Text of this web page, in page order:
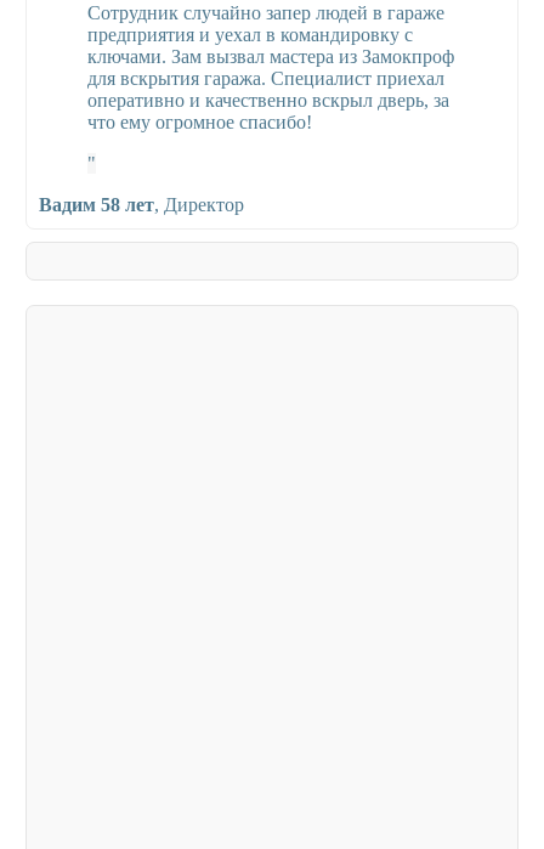
Сотрудник случайно запер людей в гараже
предприятия и уехал в командировку с
ключами. Зам вызвал мастера из Замокпроф
для вскрытия гаража. Специалист приехал
оперативно и качественно вскрыл дверь, за
что ему огромное спасибо!
Вадим 58 лет, Директор